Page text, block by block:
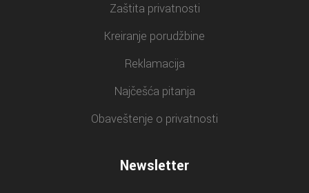
Zaštita privatnosti
Kreiranje porudžbine
Reklamacija
Najčešća pitanja
Obaveštenje o privatnosti
Newsletter